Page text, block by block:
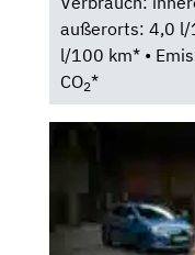
außerorts: 4,0 l/
l/100 km* •
CO2*